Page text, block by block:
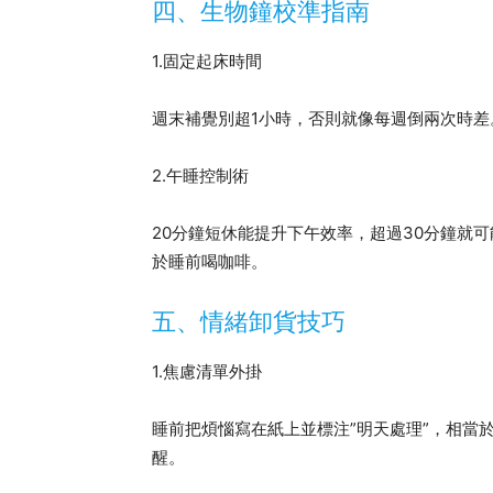
四、生物鐘校準指南
1.固定起床時間
週末補覺別超1小時，否則就像每週倒兩次時
2.午睡控制術
20分鐘短休能提升下午效率，超過30分鐘就
於睡前喝咖啡。
五、情緒卸貨技巧
1.焦慮清單外掛
睡前把煩惱寫在紙上並標注”明天處理”，相
醒。